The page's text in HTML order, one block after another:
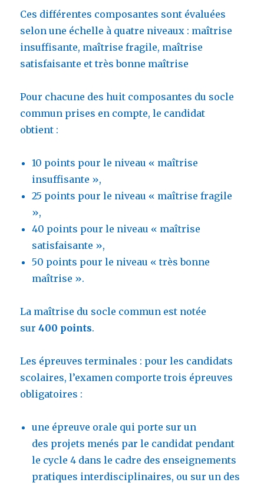
Ces différentes composantes sont évaluées
selon une échelle à quatre niveaux : maîtrise
insuffisante, maîtrise fragile, maîtrise
satisfaisante et très bonne maîtrise
Pour chacune des huit composantes du socle
commun prises en compte, le candidat
obtient :
10 points pour le niveau « maîtrise
insuffisante »,
25 points pour le niveau « maîtrise fragile
»,
40 points pour le niveau « maîtrise
satisfaisante »,
50 points pour le niveau « très bonne
maîtrise ».
La maîtrise du socle commun est notée
sur400 points.
Les épreuves terminales : pour les candidats
scolaires, l’examen comporte trois épreuves
obligatoires :
une épreuve orale qui porte sur un
des projets menés par le candidat pendant
le cycle 4 dans le cadre des enseignements
pratiques interdisciplinaires, ou sur un des